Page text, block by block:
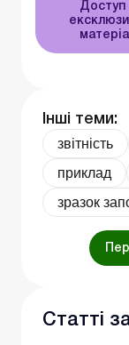
Доступ
Інші теми:
звітність
приклад
зразок
Статті